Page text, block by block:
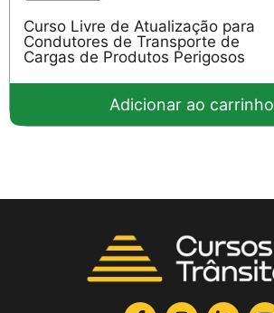
Curso Livre de Atualização para
Condutores de Transporte de
Cargas de Produtos Perigosos
Adicionar ao carrinho